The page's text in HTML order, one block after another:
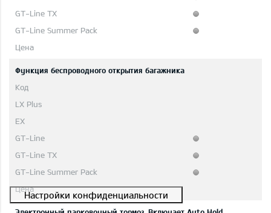
Функция беспроводного открытия багажника